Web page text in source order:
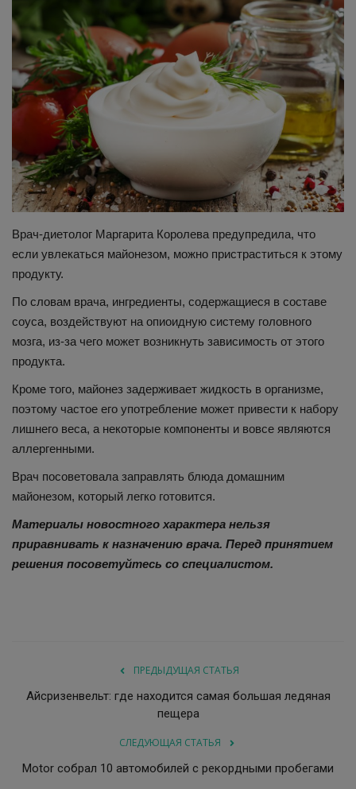
Здоровье
Наука и открытия
Врач-диетолог Маргарита Королева предупредила, что
если увлекаться майонезом, можно пристраститься к этому
продукту.
По словам врача, ингредиенты, содержащиеся в составе
соуса, воздействуют на опиоидную систему головного
мозга, из-за чего может возникнуть зависимость от этого
продукта.
Кроме того, майонез задерживает жидкость в организме,
поэтому частое его употребление может привести к набору
лишнего веса, а некоторые компоненты и вовсе являются
аллергенными.
Врач посоветовала заправлять блюда домашним
майонезом, который легко готовится.
Материалы новостного характера нельзя
приравнивать к назначению врача. Перед принятием
решения посоветуйтесь со специалистом.
ПРЕДЫДУЩАЯ СТАТЬЯ
Айсризенвельт: где находится самая большая ледяная
пещера
СЛЕДУЮЩАЯ СТАТЬЯ
Motor собрал 10 автомобилей с рекордными пробегами